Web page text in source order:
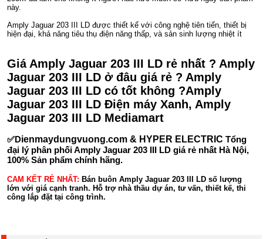
này.
Amply Jaguar 203 III LD được thiết kế với công nghệ tiên tiến, thiết bị
hiện đại, khả năng tiêu thụ điện năng thấp, và sản sinh lượng nhiệt ít
Giá Amply Jaguar 203 III LD rẻ nhất ? Amply
Jaguar 203 III LD ở đâu giá rẻ ? Amply
Jaguar 203 III LD có tốt không ?Amply
Jaguar 203 III LD Điện máy Xanh, Amply
Jaguar 203 III LD Mediamart
✅Dienmaydungvuong.com & HYPER ELECTRIC Tổng
đại lý phân phối Amply Jaguar 203 III LD giá rẻ nhất Hà Nội,
100% Sản phẩm chính hãng.
CAM KẾT RẺ NHẤT: Bán buôn Amply Jaguar 203 III LD số lượng
lớn với giá cạnh tranh. Hỗ trợ nhà thầu dự án, tư vấn, thiết kế, thi
công lắp đặt tại công trình.